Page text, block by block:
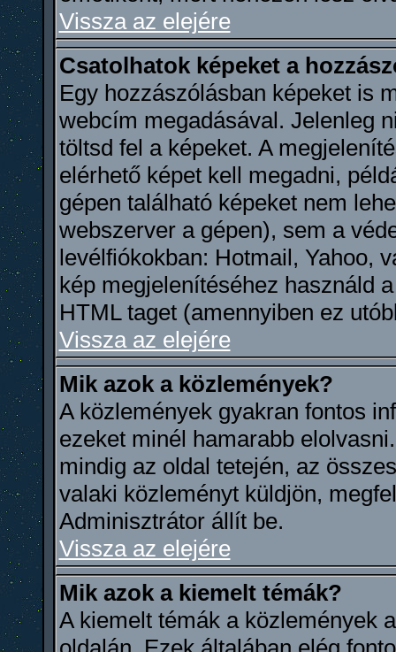
Vissza az elejére
Csatolhatok képeket a
Egy hozzászólásban képeket is
webcím megadásával. Jelenleg
töltsd fel a képeket. A
elérhető képet kell megadni,
gépen található képeket nem
webszerver a gépen), sem a
levélfiókokban: Hotmail, Yahoo,
kép megjelenítéséhez használd
HTML taget (amennyiben ez
Vissza az elejére
Mik azok a közlemények?
A közlemények gyakran fontos
ezeket minél hamarabb
mindig az oldal tetején, az
valaki közleményt küldjön,
Adminisztrátor állít be.
Vissza az elejére
Mik azok a kiemelt témák?
A kiemelt témák a közlemények